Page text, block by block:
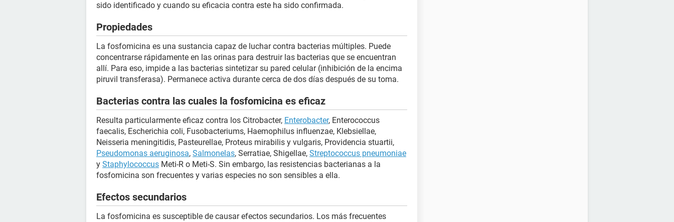
sido identificado y cuando su eficacia contra este ha sido confirmada.
Propiedades
La fosfomicina es una sustancia capaz de luchar contra bacterias múltiples. Puede
concentrarse rápidamente en las orinas para destruir las bacterias que se encuentran
allí. Para eso, impide a las bacterias sintetizar su pared celular (inhibición de la encima
piruvil transferasa). Permanece activa durante cerca de dos días después de su toma.
Bacterias contra las cuales la fosfomicina es eficaz
Resulta particularmente eficaz contra los Citrobacter, Enterobacter, Enterococcus
faecalis, Escherichia coli, Fusobacteriums, Haemophilus influenzae, Klebsiellae,
Neisseria meningitidis, Pasteurellae, Proteus mirabilis y vulgaris, Providencia stuartii,
Pseudomonas aeruginosa, Salmonelas, Serratiae, Shigellae, Streptococcus pneumoniae
y Staphylococcus Meti-R o Meti-S. Sin embargo, las resistencias bacterianas a la
fosfomicina son frecuentes y varias especies no son sensibles a ella.
Efectos secundarios
La fosfomicina es susceptible de causar efectos secundarios. Los más frecuentes